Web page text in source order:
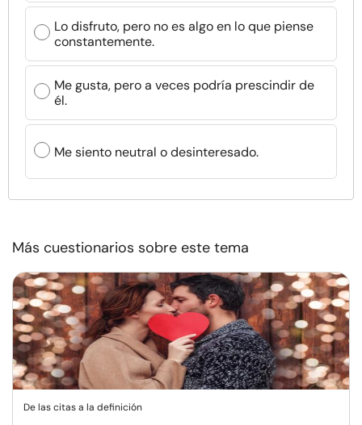
Lo disfruto, pero no es algo en lo que piense
constantemente.
Me gusta, pero a veces podría prescindir de
él.
Me siento neutral o desinteresado.
Más cuestionarios sobre este tema
De las citas a la definición